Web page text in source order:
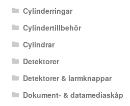
Cylinderringar
Cylindertillbehör
Cylindrar
Detektorer
Detektorer & larmknappar
Dokument- & datamediaskåp